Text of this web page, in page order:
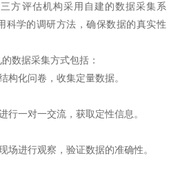
方评估机构采用自建的数据采集系
科学的调研方法，确保数据的真实性
数据采集方式包括：
构化问卷，收集定量数据。
行一对一交流，获取定性信息。
场进行观察，验证数据的准确性。